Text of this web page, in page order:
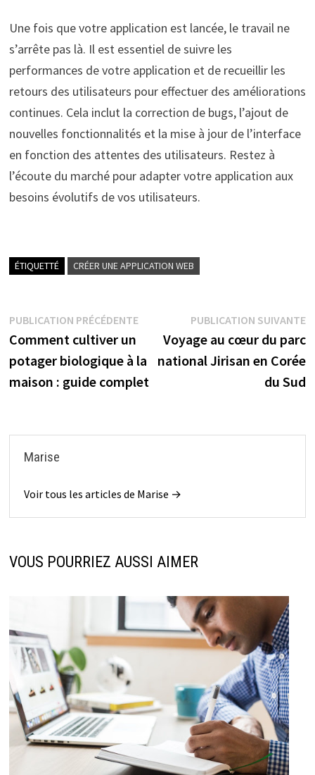
Une fois que votre application est lancée, le travail ne
s’arrête pas là. Il est essentiel de suivre les
performances de votre application et de recueillir les
retours des utilisateurs pour effectuer des améliorations
continues. Cela inclut la correction de bugs, l’ajout de
nouvelles fonctionnalités et la mise à jour de l’interface
en fonction des attentes des utilisateurs. Restez à
l’écoute du marché pour adapter votre application aux
besoins évolutifs de vos utilisateurs.
ÉTIQUETTÉ CRÉER UNE APPLICATION WEB
Navigation
de
l’article
PUBLICATION PRÉCÉDENTEPublication
précédente :
Comment cultiver un
potager biologique à la
maison : guide complet
PUBLICATION SUIVANTE
Voyage au cœur du parc
national Jirisan en Corée
du Sud
Marise
Voir tous les articles de Marise →
VOUS POURRIEZ AUSSI AIMER